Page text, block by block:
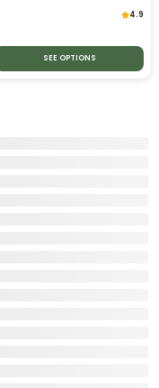
4.9
SEE OPTIONS